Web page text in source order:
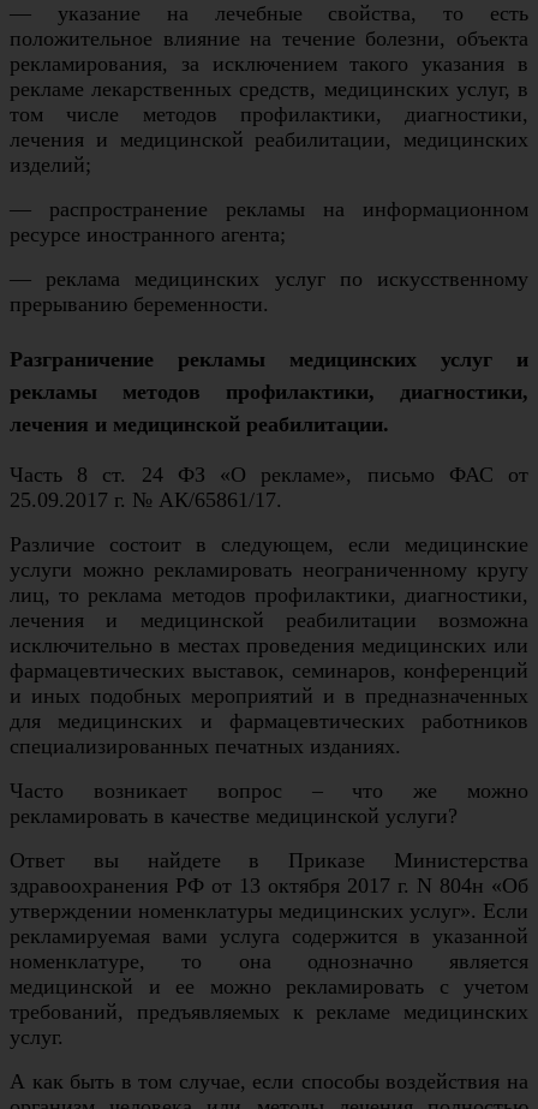
— указание на лечебные свойства, то есть
положительное влияние на течение болезни, объекта
рекламирования, за исключением такого указания в
рекламе лекарственных средств, медицинских услуг, в
том числе методов профилактики, диагностики,
лечения и медицинской реабилитации, медицинских
изделий;
— распространение рекламы на информационном
ресурсе иностранного агента;
— реклама медицинских услуг по искусственному
прерыванию беременности.
Разграничение рекламы медицинских услуг и
рекламы методов профилактики, диагностики,
лечения и медицинской реабилитации.
Часть 8 ст. 24 ФЗ «О рекламе», письмо ФАС от
25.09.2017 г. № АК/65861/17.
Различие состоит в следующем, если медицинские
услуги можно рекламировать неограниченному кругу
лиц, то реклама методов профилактики, диагностики,
лечения и медицинской реабилитации возможна
исключительно в местах проведения медицинских или
фармацевтических выставок, семинаров, конференций
и иных подобных мероприятий и в предназначенных
для медицинских и фармацевтических работников
специализированных печатных изданиях.
Часто возникает вопрос – что же можно
рекламировать в качестве медицинской услуги?
Ответ вы найдете в Приказе Министерства
здравоохранения РФ от 13 октября 2017 г. N 804н «Об
утверждении номенклатуры медицинских услуг». Если
рекламируемая вами услуга содержится в указанной
номенклатуре, то она однозначно является
медицинской и ее можно рекламировать с учетом
требований, предъявляемых к рекламе медицинских
услуг.
А как быть в том случае, если способы воздействия на